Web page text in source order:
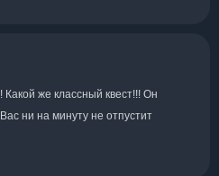
Какой же классный квест!!! Он
ни на минуту не отпустит